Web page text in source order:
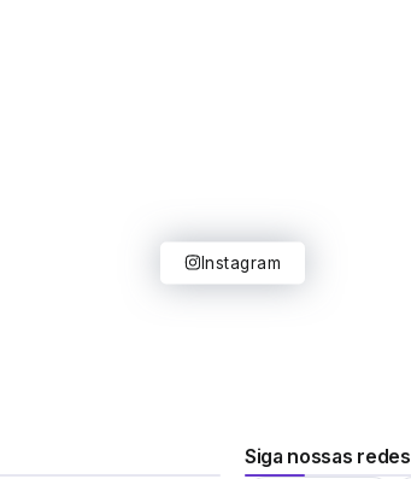
Instagram
Siga nossas redes